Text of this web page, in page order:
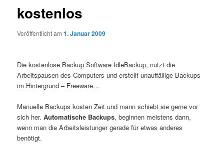
kostenlos
Veröffentlicht am1. Januar 2009
Die kostenlose Backup Software IdleBackup, nutzt die
Arbeitspausen des Computers und erstellt unauffällige Backups
im Hintergrund – Freeware…
Manuelle Backups kosten Zeit und mann schiebt sie gerne vor
sich her.Automatische Backups, beginnen meistens dann,
wenn man die Arbeitsleistunger gerade für etwas anderes
benötigt.